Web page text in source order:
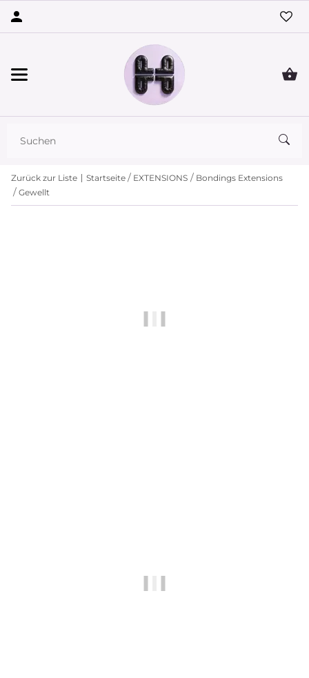
Zurück zur Liste Startseite EXTENSIONS
Bondings Extensions
Gewellt